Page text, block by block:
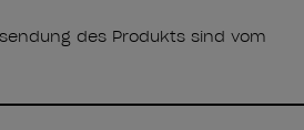
des Produkts sind vom